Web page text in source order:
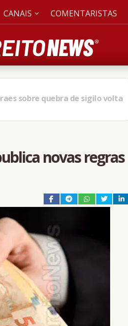
CANAIS COMENTARISTAS
do ar’, diz Janja em evento
novas regras